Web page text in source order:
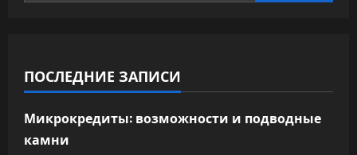
ПОСЛЕДНИЕ ЗАПИСИ
Микрокредиты: возможности и подводные
камни